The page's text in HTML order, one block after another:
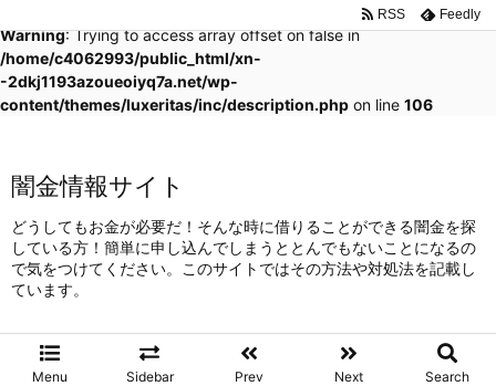
Warning: Trying to access array offset on false in
/home/c4062993/public_html/xn-
-2dkj1193azoueoiyq7a.net/wp-
content/themes/luxeritas/inc/description.php on line 106
闇金情報サイト
どうしてもお金が必要だ！そんな時に借りることができる闇金を探
している方！簡単に申し込んでしまうととんでもないことになるの
で気をつけてください。このサイトではその方法や対処法を記載し
ています。
Menu Sidebar Prev Next Search
RSS Feedly